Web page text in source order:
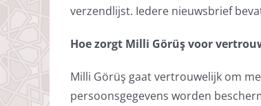
verzendlijst. Iedere nieuwsbrief
Hoe zorgt Milli Görüş voor
Milli Görüş gaat vertrouwelijk om
persoonsgegevens worden